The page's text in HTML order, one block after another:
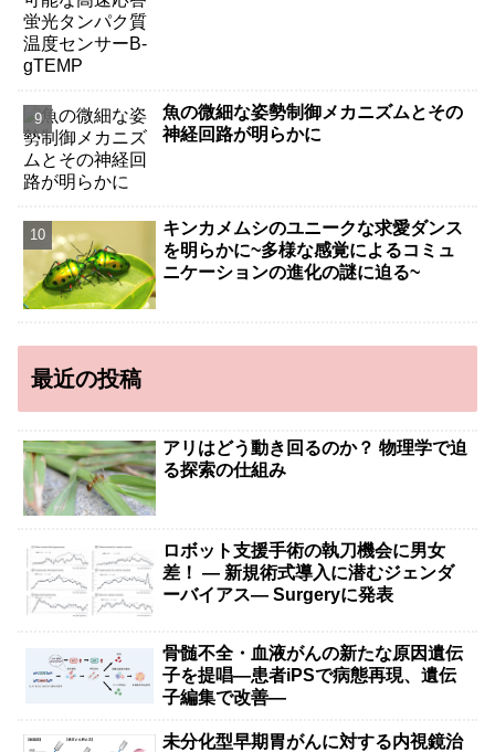
魚の微細な姿勢制御メカニズムとその
神経回路が明らかに
キンカメムシのユニークな求愛ダンス
を明らかに~多様な感覚によるコミュ
ニケーションの進化の謎に迫る~
最近の投稿
アリはどう動き回るのか？ 物理学で迫
る探索の仕組み
ロボット支援手術の執刀機会に男女
差！ — 新規術式導入に潜むジェンダ
ーバイアス— Surgeryに発表
骨髄不全・血液がんの新たな原因遺伝
子を提唱―患者iPSで病態再現、遺伝
子編集で改善―
未分化型早期胃がんに対する内視鏡治